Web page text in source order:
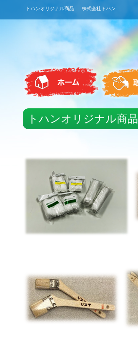
トハンオリジナル商品 株式会社トハン
トハンオリジナル商品